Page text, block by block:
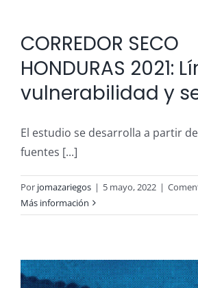
CORREDOR SECO
HONDURAS 2021:
vulnerabilidad y
El estudio se desarrolla a partir
fuentes [...]
Por jomazariegos | 5 mayo, 2022 |
Más información